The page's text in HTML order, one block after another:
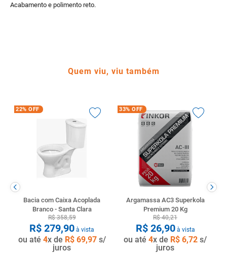
Acabamento e polimento reto.
Quem viu, viu também
22% OFF
Bacia com Caixa Acoplada
Branco - Santa Clara
R$ 358,59
R$ 279,90 à vista
ou até 4x de R$ 69,97s/
juros
33% OFF
Argamassa AC3 Superkola
Premium 20 Kg
R$ 40,21
R$ 26,90à vista
ou até 4x de R$ 6,72 s/
juros